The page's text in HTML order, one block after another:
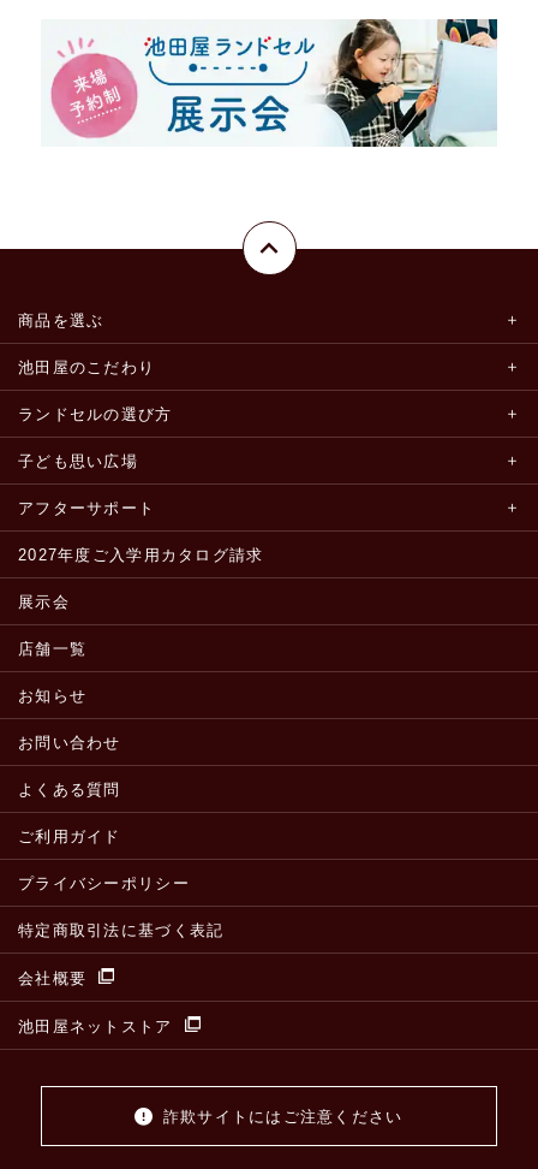
商品を選ぶ
池田屋のこだわり
ランドセルの選び方
子ども思い広場
アフターサポート
2027年度ご入学用カタログ請求
展示会
店舗一覧
お知らせ
お問い合わせ
よくある質問
ご利用ガイド
プライバシーポリシー
特定商取引法に基づく表記
会社概要
池田屋ネットストア
詐欺サイトにはご注意ください